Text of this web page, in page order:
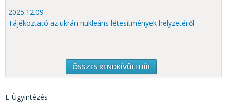
2025.12.09
Tájékoztató az ukrán nukleáris létesítmények helyzetéről
ÖSSZES RENDKÍVÜLI HÍR
E-Ügyintézés